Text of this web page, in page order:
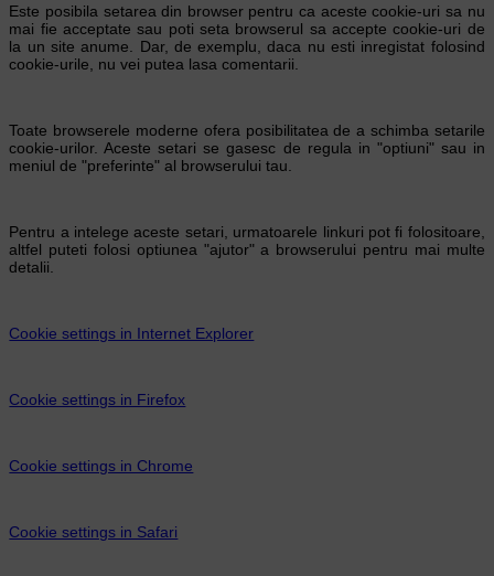
Este posibila setarea din browser pentru ca aceste cookie-uri sa nu
mai fie acceptate sau poti seta browserul sa accepte cookie-uri de
la un site anume. Dar, de exemplu, daca nu esti inregistat folosind
cookie-urile, nu vei putea lasa comentarii.
Toate browserele moderne ofera posibilitatea de a schimba setarile
cookie-urilor. Aceste setari se gasesc de regula in "optiuni" sau in
meniul de "preferinte" al browserului tau.
Pentru a intelege aceste setari, urmatoarele linkuri pot fi folositoare,
altfel puteti folosi optiunea "ajutor" a browserului pentru mai multe
detalii.
Cookie settings in Internet Explorer
Cookie settings in Firefox
Cookie settings in Chrome
Cookie settings in Safari